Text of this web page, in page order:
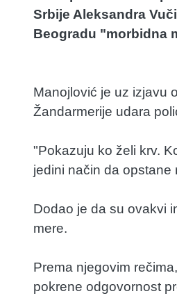
Srbije Aleksandra
Beogradu "morbidna
Manojlović je uz izjavu
Žandarmerije udara
"Pokazuju ko želi krv.
jedini način da opstane
Dodao je da su ovakvi
mere.
Prema njegovim
pokrene odgovornost